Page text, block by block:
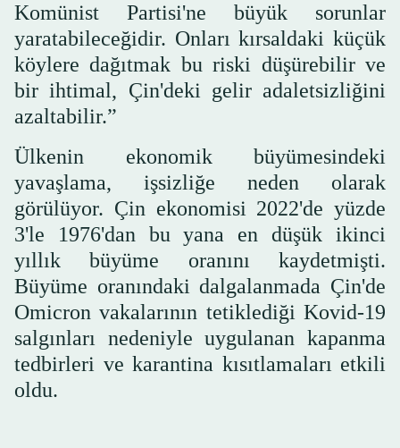
Komünist Partisi'ne büyük sorunlar
yaratabileceğidir. Onları kırsaldaki küçük
köylere dağıtmak bu riski düşürebilir ve
bir ihtimal, Çin'deki gelir adaletsizliğini
azaltabilir.”
Ülkenin ekonomik büyümesindeki
yavaşlama, işsizliğe neden olarak
görülüyor. Çin ekonomisi 2022'de yüzde
3'le 1976'dan bu yana en düşük ikinci
yıllık büyüme oranını kaydetmişti.
Büyüme oranındaki dalgalanmada Çin'de
Omicron vakalarının tetiklediği Kovid-19
salgınları nedeniyle uygulanan kapanma
tedbirleri ve karantina kısıtlamaları etkili
oldu.